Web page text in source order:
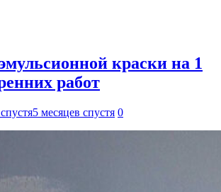
краски на 1
работ
5 месяцев спустя 0